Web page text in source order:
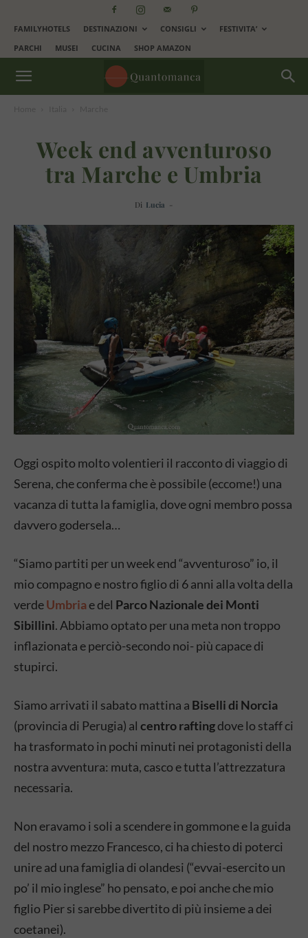
FAMILYHOTELS DESTINAZIONI CONSIGLI
FESTIVITA’
PARCHI
MUSEI CUCINA SHOP AMAZON
Week end avventuroso
tra Marche e Umbria
Di Lucia -
Oggi ospito molto volentieri il racconto di viaggio di
Serena, che conferma che è possibile (eccome!) una
vacanza di tutta la famiglia, dove ogni membro possa
davvero godersela…
“Siamo partiti per un week end “avventuroso” io, il
mio compagno e nostro figlio di 6 anni alla volta della
verdeUmbriae del Parco Nazionale dei Monti
Sibillini. Abbiamo optato per una meta non troppo
inflazionata e perciò-secondo noi- più capace di
stupirci.
Siamo arrivati il sabato mattina a Biselli di Norcia
(provincia di Perugia) al centro raftingdove lo staff ci
ha trasformato in pochi minuti nei protagonisti della
nostra avventura: muta, casco e tutta l’attrezzatura
necessaria.
Non eravamo i soli a scendere in gommone e la guida
del nostro mezzo Francesco, ci ha chiesto di poterci
unire ad una famiglia di olandesi (“evvai-esercito un
po’ il mio inglese” ho pensato, e poi anche che mio
figlio Pier si sarebbe divertito di più insieme a dei
coetanei).